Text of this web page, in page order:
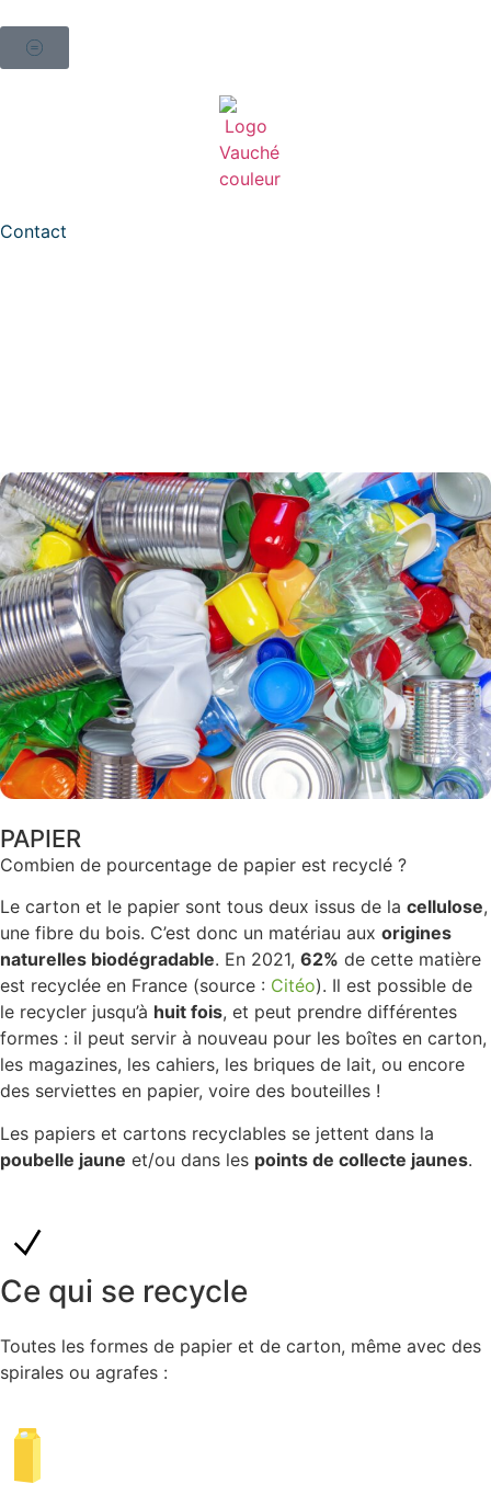
Contact
PAPIER
Combien de pourcentage de papier est recyclé ?
Le carton et le papier sont tous deux issus de la cellulose,
une fibre du bois. C’est donc un matériau aux origines
naturelles biodégradable. En 2021, 62% de cette matière
est recyclée en France (source : Citéo). Il est possible de
le recycler jusqu’à huit fois, et peut prendre différentes
formes : il peut servir à nouveau pour les boîtes en carton,
les magazines, les cahiers, les briques de lait, ou encore
des serviettes en papier, voire des bouteilles !
Les papiers et cartons recyclables se jettent dans la
poubelle jaune et/ou dans les points de collecte jaunes.
Ce qui se recycle
Toutes les formes de papier et de carton, même avec des
spirales ou agrafes :